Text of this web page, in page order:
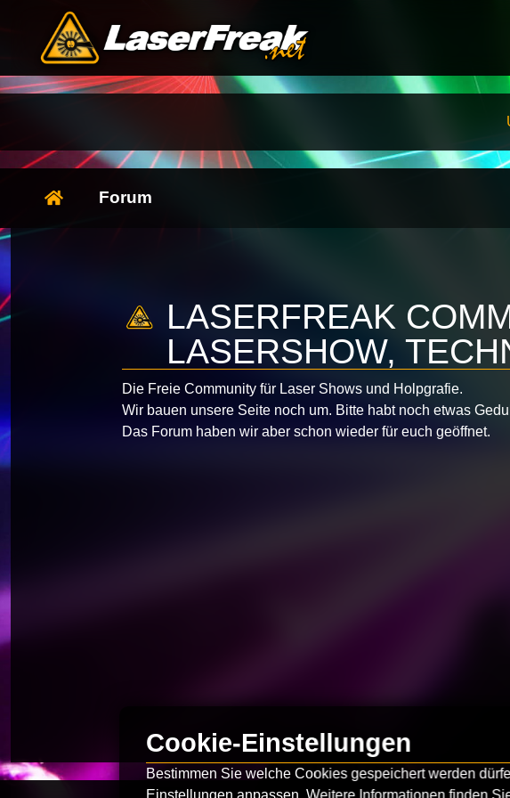
Forum
LASERFREAK
LASERSHOW,
Die Freie Community für Laser Shows und Holpgrafie.
Wir bauen unsere Seite noch um. Bitte habt noch etwas
Das Forum haben wir aber schon wieder für euch geöffnet.
Cookie-Einstellungen
Bestimmen Sie welche Cookies gespeichert werden
Einstellungen anpassen. Weitere Informationen finden